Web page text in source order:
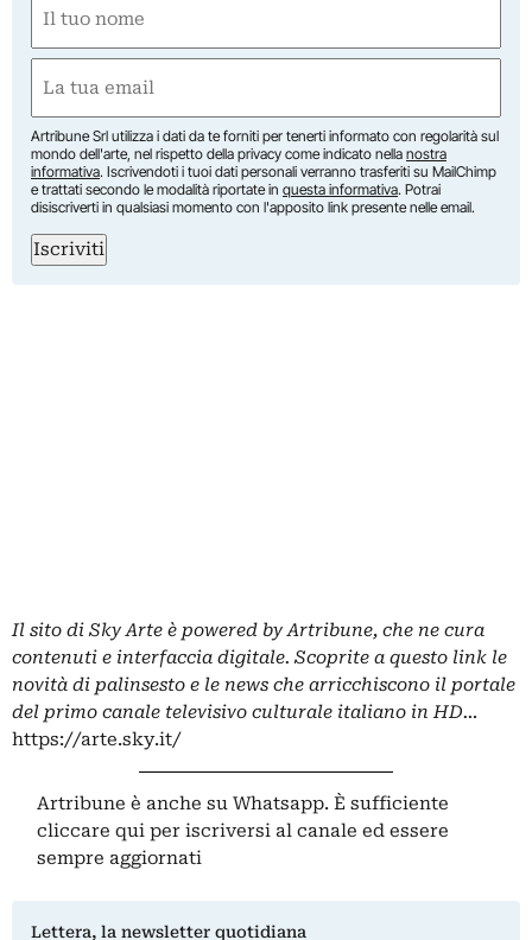
(Required)
First
(Required)
Artribune Srl utilizza i dati da te forniti per tenerti informato con regolarità sul
mondo dell'arte, nel rispetto della privacy come indicato nella nostra
informativa. Iscrivendoti i tuoi dati personali verranno trasferiti su MailChimp
e trattati secondo le modalità riportate in questa informativa. Potrai
disiscriverti in qualsiasi momento con l'apposito link presente nelle email.
Iscriviti
Il sito di Sky Arte è powered by Artribune, che ne cura
contenuti e interfaccia digitale. Scoprite a questo link le
novità di palinsesto e le news che arricchiscono il portale
del primo canale televisivo culturale italiano in HD…
https://arte.sky.it/
Artribune è anche su Whatsapp. È sufficiente
cliccare qui per iscriversi al canale ed essere
sempre aggiornati
Lettera, la newsletter quotidiana